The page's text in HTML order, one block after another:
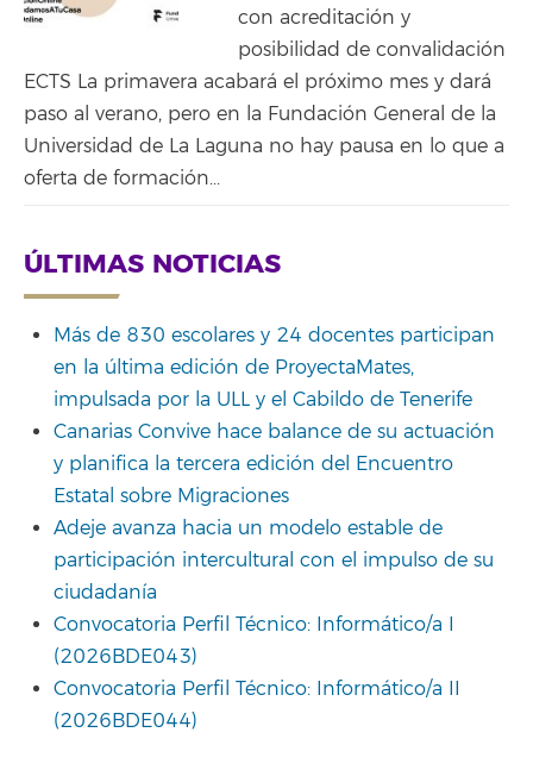
con acreditación y
posibilidad de convalidación
ECTS La primavera acabará el próximo mes y dará
paso al verano, pero en la Fundación General de la
Universidad de La Laguna no hay pausa en lo que a
oferta de formación...
ÚLTIMAS NOTICIAS
Más de 830 escolares y 24 docentes participan
en la última edición de ProyectaMates,
impulsada por la ULL y el Cabildo de Tenerife
Canarias Convive hace balance de su actuación
y planifica la tercera edición del Encuentro
Estatal sobre Migraciones
Adeje avanza hacia un modelo estable de
participación intercultural con el impulso de su
ciudadanía
Convocatoria Perfil Técnico: Informático/a I
(2026BDE043)
Convocatoria Perfil Técnico: Informático/a II
(2026BDE044)